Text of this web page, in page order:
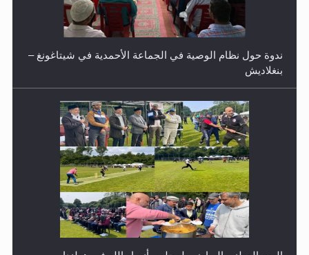
اليوم الوطني الرياضي لمجلس أنصار الله في هولندا
إتمام حفظ القرآن الكريم لثلاثة طلاب من مدرسة الحفظ في